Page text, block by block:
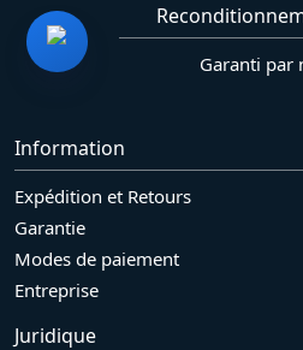
Garanti par
Information
Expédition et Retours
Garantie
Modes de paiement
Entreprise
Juridique